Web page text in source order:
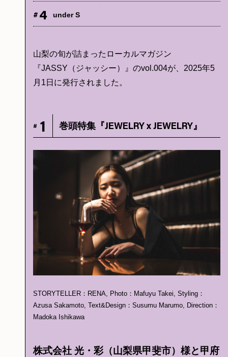
# 4 under S
山梨の旬が詰まったローカルマガジン
『JASSY（ジャッシー）』のvol.004が、2025年5
月1日に発行されました。
# 1 巻頭特集『JEWELRY x JEWELRY』
STORYTELLER：RENA, Photo：Mafuyu Takei, Styling：
Azusa Sakamoto, Text&Design：Susumu Marumo, Direction：
Madoka Ishikawa
株式会社 光・彩（山梨県甲斐市）様と甲府